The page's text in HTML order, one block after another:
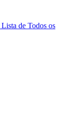
Lista de Todos os